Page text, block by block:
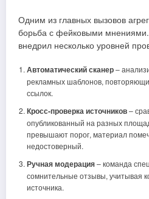
Одним из главных вызовов
борьба с фейковыми мнениями.
внедрил несколько уровней
Автоматический сканер–
рекламных шаблонов,
ссылок.
Кросс‑проверка источников–
опубликованный на разных
превышают порог, материал
недостоверный.
Ручная модерация– команда
сомнительные отзывы, учитывая
источника.